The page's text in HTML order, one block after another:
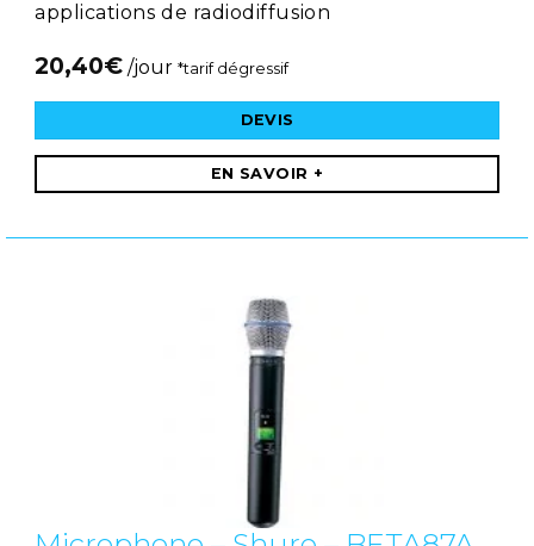
applications de radiodiffusion
20,40€ /jour *tarif dégressif
DEVIS
EN SAVOIR +